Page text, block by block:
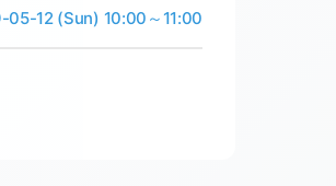
05-12 (Sun) 10:00～11:00